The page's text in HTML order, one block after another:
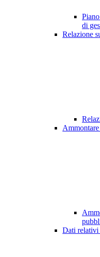
di
Relazione
Dati relativi